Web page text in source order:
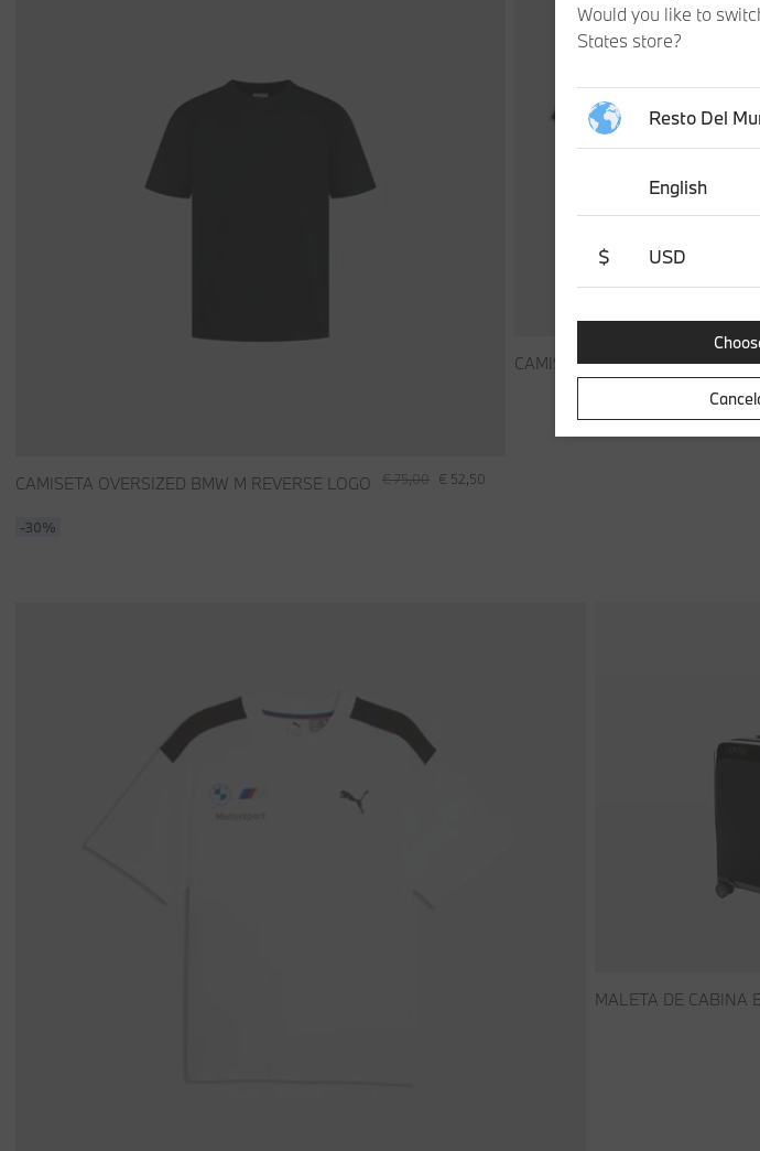
€ 75,00 € 52,50
CAMISETA OVERSIZED BMW M REVERSE LOGO
-30%
CAMISETA BMW M LEGO
MALETA DE CABINA
Would you like to
States store?
Resto Del
English
$ USD